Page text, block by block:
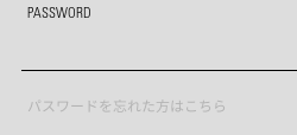
PASSWORD
パスワードを忘れた方はこちら